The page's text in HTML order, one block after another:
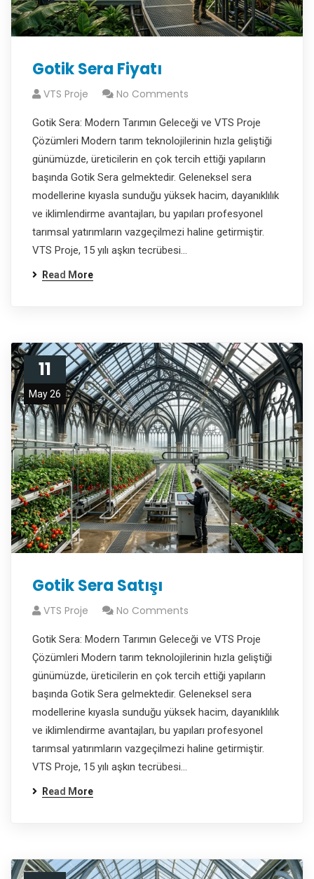
Gotik Sera Fiyatı
VTS Proje No Comments
Gotik Sera: Modern Tarımın Geleceği ve VTS Proje
Çözümleri Modern tarım teknolojilerinin hızla geliştiği
günümüzde, üreticilerin en çok tercih ettiği yapıların
başında Gotik Sera gelmektedir. Geleneksel sera
modellerine kıyasla sunduğu yüksek hacim, dayanıklılık
ve iklimlendirme avantajları, bu yapıları profesyonel
tarımsal yatırımların vazgeçilmezi haline getirmiştir.
VTS Proje, 15 yılı aşkın tecrübesi…
Read More
11
May 26
Gotik Sera Satışı
VTS Proje No Comments
Gotik Sera: Modern Tarımın Geleceği ve VTS Proje
Çözümleri Modern tarım teknolojilerinin hızla geliştiği
günümüzde, üreticilerin en çok tercih ettiği yapıların
başında Gotik Sera gelmektedir. Geleneksel sera
modellerine kıyasla sunduğu yüksek hacim, dayanıklılık
ve iklimlendirme avantajları, bu yapıları profesyonel
tarımsal yatırımların vazgeçilmezi haline getirmiştir.
VTS Proje, 15 yılı aşkın tecrübesi…
Read More